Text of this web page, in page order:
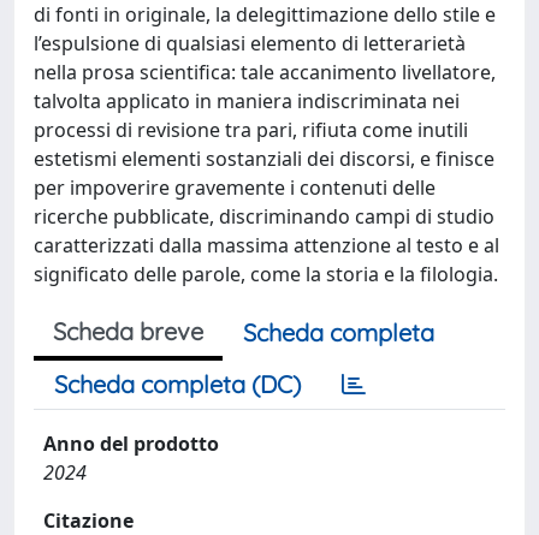
di fonti in originale, la delegittimazione dello stile e
l’espulsione di qualsiasi elemento di letterarietà
nella prosa scientifica: tale accanimento livellatore,
talvolta applicato in maniera indiscriminata nei
processi di revisione tra pari, rifiuta come inutili
estetismi elementi sostanziali dei discorsi, e finisce
per impoverire gravemente i contenuti delle
ricerche pubblicate, discriminando campi di studio
caratterizzati dalla massima attenzione al testo e al
significato delle parole, come la storia e la filologia.
Scheda breve
Scheda completa
Scheda completa (DC)
Anno del prodotto
2024
Citazione